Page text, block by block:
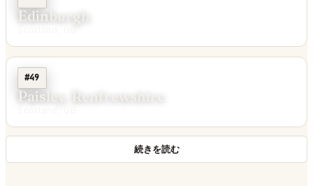
Edinburgh
#49
Paisley, Renfrewshire
続きを読む